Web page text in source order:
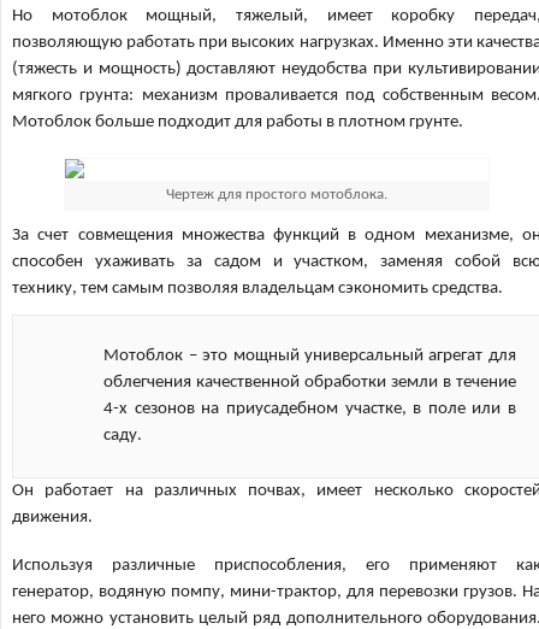
Но мотоблок мощный, тяжелый, имеет коробку
позволяющую работать при высоких нагрузках. Именно эти
(тяжесть и мощность) доставляют неудобства при
мягкого грунта: механизм проваливается под собственным
Мотоблок больше подходит для работы в плотном грунте.
Чертеж для простого мотоблока.
За счет совмещения множества функций в одном механизме,
способен ухаживать за садом и участком, заменяя собой
технику, тем самым позволяя владельцам сэкономить средства.
Мотоблок – это мощный универсальный агрегат для
облегчения качественной обработки земли в течение
4-х сезонов на приусадебном участке, в поле или в
саду.
Он работает на различных почвах, имеет несколько
движения.
Используя различные приспособления, его применяют
генератор, водяную помпу, мини-трактор, для перевозки грузов.
него можно установить целый ряд дополнительного